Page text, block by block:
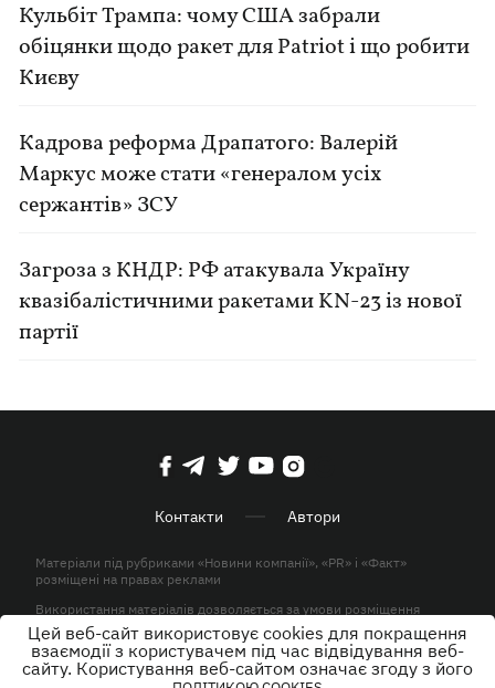
Кульбіт Трампа: чому США забрали
обіцянки щодо ракет для Patriot і що робити
Києву
Кадрова реформа Драпатого: Валерій
Маркус може стати «генералом усіх
сержантів» ЗСУ
Загроза з КНДР: РФ атакувала Україну
квазібалістичними ракетами KN-23 із нової
партії
Контакти Автори
Матеріали під рубриками «Новини компанії», «PR» і «Факт»
розміщені на правах реклами
Використання матеріалів дозволяється за умови розміщення
активного гіперпосилання на KP.UA в першому абзаці.
© ТОВ «ЮЛАВ МЕДІА» 2026. Всі права захищені.
Цей веб-сайт використовує cookies для покращення
взаємодії з користувачем під час відвідування веб-
сайту. Користування веб-сайтом означає згоду з його